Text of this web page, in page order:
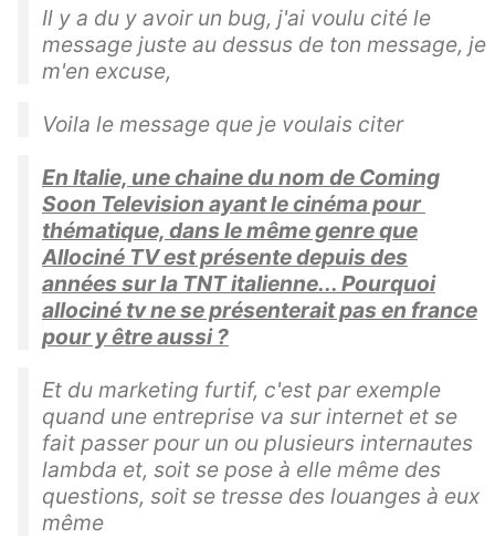
Il y a du y avoir un bug, j'ai voulu cité le
message juste au dessus de ton message, je
m'en excuse,
Voila le message que je voulais citer
En Italie, une chaine du nom de Coming
Soon Television ayant le cinéma pour
thématique, dans le même genre que
Allociné TV est présente depuis des
années sur la TNT italienne... Pourquoi
allociné tv ne se présenterait pas en france
pour y être aussi ?
Et du marketing furtif, c'est par exemple
quand une entreprise va sur internet et se
fait passer pour un ou plusieurs internautes
lambda et, soit se pose à elle même des
questions, soit se tresse des louanges à eux
même